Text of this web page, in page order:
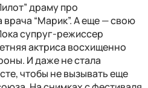
драму про
“Марик”. А еще—свою
супруг-режиссер
актриса восхищенно
И даже не стала
чтобы не вызывать еще